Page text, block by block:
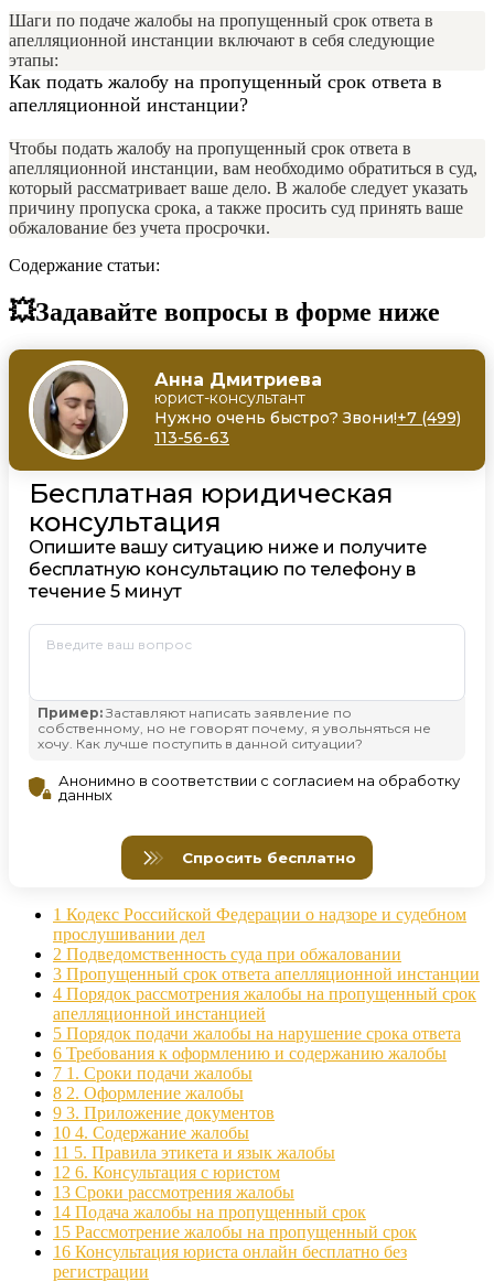
Шаги по подаче жалобы на пропущенный срок ответа в
апелляционной инстанции включают в себя следующие
этапы:
Как подать жалобу на пропущенный срок ответа в
апелляционной инстанции?
Чтобы подать жалобу на пропущенный срок ответа в
апелляционной инстанции, вам необходимо обратиться в суд,
который рассматривает ваше дело. В жалобе следует указать
причину пропуска срока, а также просить суд принять ваше
обжалование без учета просрочки.
Содержание статьи:
💥Задавайте вопросы в форме ниже
1 Кодекс Российской Федерации о надзоре и судебном
прослушивании дел
2 Подведомственность суда при обжаловании
3 Пропущенный срок ответа апелляционной инстанции
4 Порядок рассмотрения жалобы на пропущенный срок
апелляционной инстанцией
5 Порядок подачи жалобы на нарушение срока ответа
6 Требования к оформлению и содержанию жалобы
7 1. Сроки подачи жалобы
8 2. Оформление жалобы
9 3. Приложение документов
10 4. Содержание жалобы
11 5. Правила этикета и язык жалобы
12 6. Консультация с юристом
13 Сроки рассмотрения жалобы
14 Подача жалобы на пропущенный срок
15 Рассмотрение жалобы на пропущенный срок
16 Консультация юриста онлайн бесплатно без
регистрации